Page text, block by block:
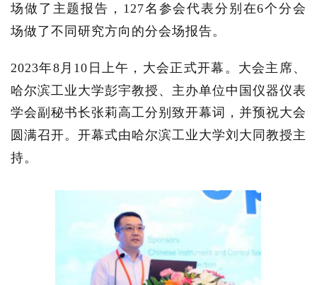
场做了主题报告，127名参会代表分别在6个分会
场做了不同研究方向的分会场报告。
2023年8月10日上午，大会正式开幕。大会主席、
哈尔滨工业大学彭宇教授、主办单位中国仪器仪表
学会副秘书长张莉高工分别致开幕词，并预祝大会
圆满召开。开幕式由哈尔滨工业大学刘大同教授主
持。